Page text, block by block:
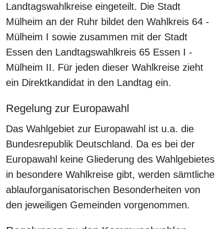
Landtagswahlkreise eingeteilt. Die Stadt
Mülheim an der Ruhr bildet den Wahlkreis 64 -
Mülheim I sowie zusammen mit der Stadt
Essen den Landtagswahlkreis 65 Essen I -
Mülheim II. Für jeden dieser Wahlkreise zieht
ein Direktkandidat in den Landtag ein.
Regelung zur Europawahl
Das Wahlgebiet zur Europawahl ist u.a. die
Bundesrepublik Deutschland. Da es bei der
Europawahl keine Gliederung des Wahlgebietes
in besondere Wahlkreise gibt, werden sämtliche
ablauforganisatorischen Besonderheiten von
den jeweiligen Gemeinden vorgenommen.